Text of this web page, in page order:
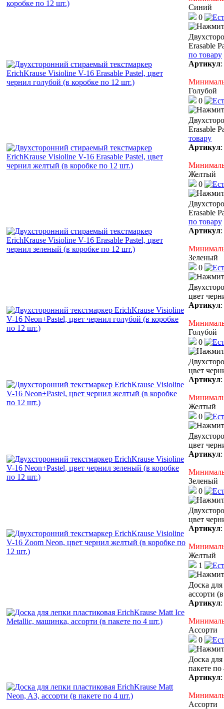
Синий
0
Erasable
по товару
Артикул:
Голубой
0
Erasable
товару
Артикул:
Желтый
0
Erasable
по товару
Артикул:
Зеленый
0
цвет
Артикул:
Голубой
0
цвет
Артикул:
Желтый
0
цвет
Артикул:
Зеленый
0
цвет
Артикул:
Желтый
1
Доска
ассорти
Артикул:
Ассорти
0
Доска
пакете
Артикул:
Ассорти